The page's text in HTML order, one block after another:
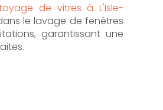
de vitres à L'Isle-
le lavage de fenêtres
garantissant une